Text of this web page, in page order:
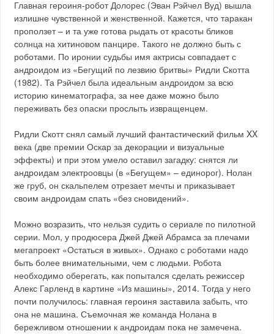
Главная героиня-робот Долорес (Эван Рэйчел Вуд) вышла
излишне чувственной и женственной. Кажется, что таракан
проползет – и та уже готова рыдать от красоты бликов
солнца на хитиновом панцире. Такого не должно быть с
роботами. По иронии судьбы имя актрисы совпадает с
андроидом из «Бегущий по лезвию бритвы» Ридли Скотта
(1982). Та Рэйчел была идеальным андроидом за всю
историю кинематографа, за нее даже можно было
переживать без опаски прослыть извращенцем.
Ридли Скотт снял самый лучший фантастический фильм XX
века (две премии Оскар за декорации и визуальные
эффекты) и при этом умело оставил загадку: снятся ли
андроидам электроовцы (в «Бегущем» – единорог). Нолан
же груб, он скальпелем отрезает мечты и приказывает
своим андроидам спать «без сновидений».
Можно возразить, что нельзя судить о сериале по пилотной
серии. Мол, у продюсера Джей Джей Абрамса за плечами
мегапроект «Остаться в живых». Однако с роботами надо
быть более внимательными, чем с людьми. Робота
необходимо оберегать, как попытался сделать режиссер
Алекс Гарленд в картине «Из машины», 2014. Тогда у него
почти получилось: главная героиня заставила забыть, что
она не машина. Съемочная же команда Нолана в
бережливом отношении к андроидам пока не замечена.